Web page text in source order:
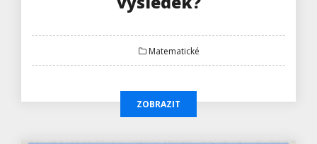
Matematické
ZOBRAZIT